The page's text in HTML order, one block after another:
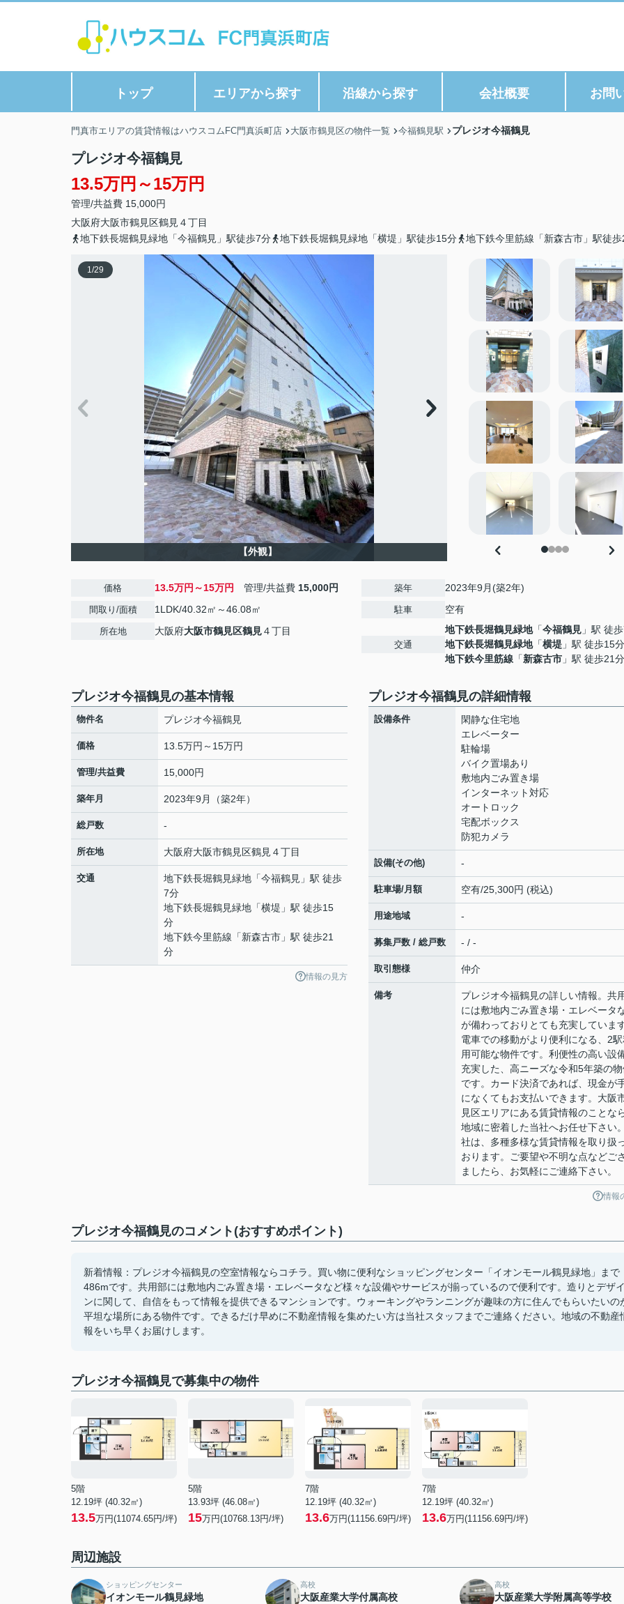
トップ エリアから探す 沿線から探す 会社概要 お問
門真市エリアの賃貸情報はハウスコムFC門真浜町店 大阪市鶴見区の物件一覧 今福鶴見駅 プレジオ今福鶴見
プレジオ今福鶴見
13.5万円～15万円
管理/共益費 15,000円
大阪府大阪市鶴見区鶴見４丁目
地下鉄長堀鶴見緑地「今福鶴見」駅徒歩7分
地下鉄長堀鶴見緑地「横堤」駅徒歩15分 地下鉄今里筋線「新森古市」駅徒
1/29
【外観】
価格 13.5万円～15万円 管理/共益費 15,000円
間取り/面積 1LDK/40.32㎡～46.08㎡
所在地 大阪府大阪市鶴見区鶴見４丁目
築年 2023年9月(築2年)
駐車 空有
交通
地下鉄長堀鶴見緑地「今福鶴見 」駅 徒
地下鉄長堀鶴見緑地「横堤 」駅 徒歩15分
地下鉄今里筋線 「新森古市 」駅 徒歩21分
プレジオ今福鶴見の基本情報
物件名 プレジオ今福鶴見
価格 13.5万円～15万円
管理/共益費 15,000円
築年月 2023年9月（築2年）
総戸数 -
所在地 大阪府大阪市鶴見区鶴見４丁目
交通 地下鉄長堀鶴見緑地 「今福鶴見 」駅 徒歩
7分
地下鉄長堀鶴見緑地 「横堤 」駅 徒歩15
分
地下鉄今里筋線 「新森古市 」駅 徒歩21
分
情報の見方
プレジオ今福鶴見の詳細情報
設備条件
閑静な住宅地
エレベーター
駐輪場
バイク置場あり
敷地内ごみ置き場
インターネット対応
オートロック
宅配ボックス
防犯カメラ
設備(その他) -
駐車場/月額 空有/25,300円 (税込)
用途地域 -
募集戸数 / 総戸数 - / -
取引態様 仲介
備考
プレジオ今福鶴見の詳しい情報。共
には敷地内ごみ置き場・エレベータ
が備わっておりとても充実しています
電車での移動がより便利になる、2駅
用可能な物件です。利便性の高い設
充実した、高ニーズな令和5年築の
です。カード決済であれば、現金が
になくてもお支払いできます。大阪
見区エリアにある賃貸情報のことなら
地域に密着した当社へお任せ下さい
社は、多種多様な賃貸情報を取り扱
おります。ご要望や不明な点などご
ましたら、お気軽にご連絡下さい。
情報
プレジオ今福鶴見のコメント(おすすめポイント)
新着情報：プレジオ今福鶴見の空室情報ならコチラ。買い物に便利なショッピングセンター「イオンモール鶴見緑地」まで
486mです。共用部には敷地内ごみ置き場・エレベータなど様々な設備やサービスが揃っているので便利です。造りとデザイ
ンに関して、自信をもって情報を提供できるマンションです。ウォーキングやランニングが趣味の方に住んでもらいたいの
平坦な場所にある物件です。できるだけ早めに不動産情報を集めたい方は当社スタッフまでご連絡ください。地域の不動産
報をいち早くお届けします。
プレジオ今福鶴見で募集中の物件
5階
12.19坪 (40.32㎡)
13.5万円(11074.65円/坪)
5階
13.93坪 (46.08㎡)
15万円(10768.13円/坪)
7階
12.19坪 (40.32㎡)
13.6万円(11156.69円/坪)
7階
12.19坪 (40.32㎡)
13.6万円(11156.69円/坪)
周辺施設
ショッピングセンター
イオンモール鶴見緑地
高校
大阪産業大学付属高校
高校
大阪産業大学附属高等学校